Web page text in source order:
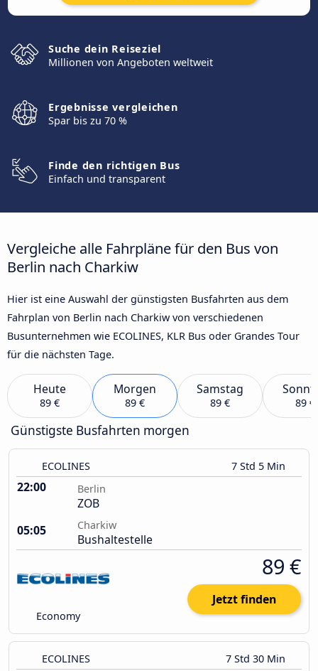
Suche dein Reiseziel
Millionen von Angeboten weltweit
Ergebnisse vergleichen
Spar bis zu 70 %
Finde den richtigen Bus
Einfach und transparent
Vergleiche alle Fahrpläne für den Bus von
Berlin nach Charkiw
Hier ist eine Auswahl der günstigsten Busfahrten aus dem
Fahrplan von Berlin nach Charkiw von verschiedenen
Busunternehmen wie ECOLINES, KLR Bus oder Grandes Tour
für die nächsten Tage.
Heute
89 €
Morgen
89 €
Samstag
89 € 89 €
Günstigste Busfahrten morgen
ECOLINES 7 Std 5 Min
22:00 Berlin
ZOB
05:05
Charkiw
Bushaltestelle
Economy
89 €
Jetzt finden
ECOLINES 7 Std 30 Min